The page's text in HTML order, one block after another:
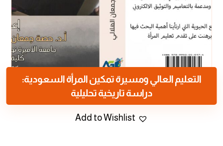
التعليم العالي ومسيرة تمكين المرأة السعودية:
دراسة تاريخية تحليلية
Add to Wishlist